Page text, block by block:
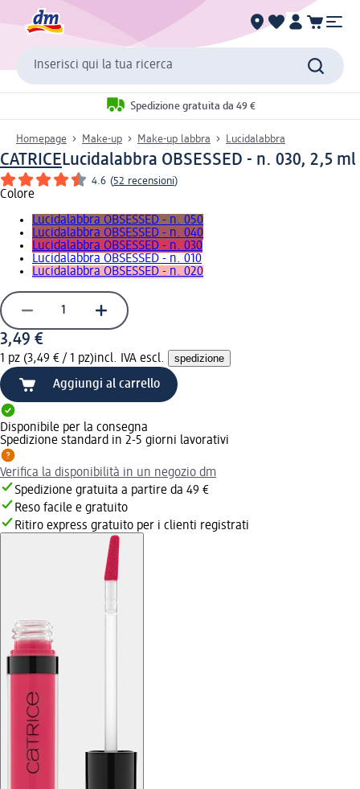
Inserisci qui la tua ricerca
Spedizione gratuita da 49 €
Homepage Make-up Make-up labbra Lucidalabbra
CATRICELucidalabbra OBSESSED - n. 030, 2,5 ml
4.6 (52 recensioni)
Colore
Lucidalabbra OBSESSED - n. 050
Lucidalabbra OBSESSED - n. 040
Lucidalabbra OBSESSED - n. 030
Lucidalabbra OBSESSED - n. 010
Lucidalabbra OBSESSED - n. 020
3,49 €
1 pz (3,49 € / 1 pz)incl. IVA escl. spedizione
Aggiungi al carrello
Disponibile per la consegna
Spedizione standard in 2-5 giorni lavorativi
Verifica la disponibilità in un negozio dm
Spedizione gratuita a partire da 49 €
Reso facile e gratuito
Ritiro express gratuito per i clienti registrati